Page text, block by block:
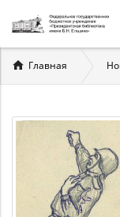
Вы
здесь
Главная